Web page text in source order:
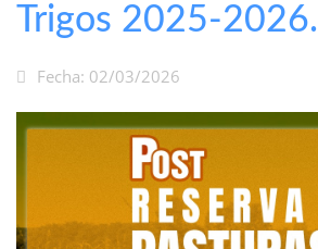
Trigos 2025-2026.
Fecha: 02/03/2026